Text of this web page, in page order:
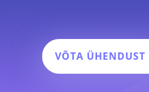
VÕTA ÜHENDUST